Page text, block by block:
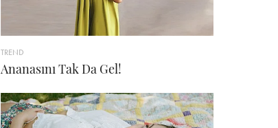
TREND
Ananasını Tak Da Gel!